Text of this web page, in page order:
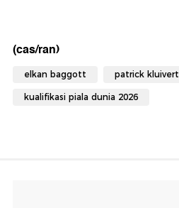
(cas/ran)
elkan baggott patrick kluivert
kualifikasi piala dunia 2026